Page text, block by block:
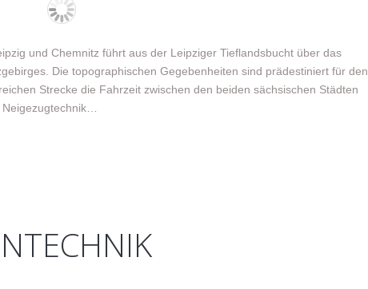
und Chemnitz führt aus der Leipziger Tieflandsbucht über das
Die topographischen Gegebenheiten sind prädestiniert für den
Strecke die Fahrzeit zwischen den beiden sächsischen Städten